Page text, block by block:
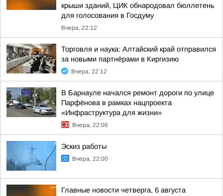
крыши зданий, ЦИК обнародовал бюллетень
для голосования в Госдуму
Вчера, 22:12
Торговля и наука: Алтайский край отправился
за новыми партнёрами в Киргизию
Вчера, 22:12
В Барнауле начался ремонт дороги по улице
Парфёнова в рамках нацпроекта
«Инфраструктура для жизни»
Вчера, 22:06
Эскиз работы
Вчера, 22:00
Главные новости четверга, 6 августа